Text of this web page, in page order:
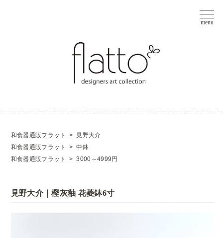
和食器通販フラット >
見野大介
和食器通販フラット
>中鉢
和食器通販フラット
>3000～4999円
見野大介｜樫灰釉 花菱鉢6寸